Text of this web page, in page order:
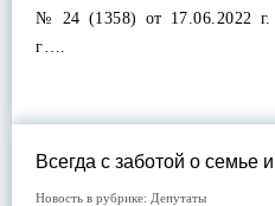
№ 24 (1358) от 17.06.2022
г….
Всегда с заботой о семье
Новость в рубрике: Депутаты